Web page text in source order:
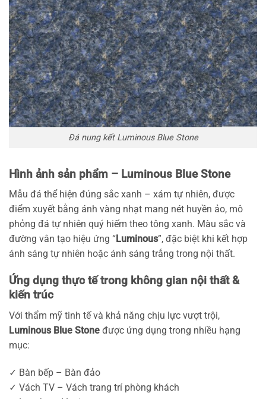
Đá nung kết Luminous Blue Stone
Hình ảnh sản phẩm – Luminous Blue Stone
Mẫu đá thể hiện đúng sắc xanh – xám tự nhiên, được
điểm xuyết bằng ánh vàng nhạt mang nét huyền ảo, mô
phỏng đá tự nhiên quý hiếm theo tông xanh. Màu sắc và
đường vân tạo hiệu ứng “Luminous”, đặc biệt khi kết hợp
ánh sáng tự nhiên hoặc ánh sáng trắng trong nội thất.
Ứng dụng thực tế trong không gian nội thất &
kiến trúc
Với thẩm mỹ tinh tế và khả năng chịu lực vượt trội,
Luminous Blue Stone được ứng dụng trong nhiều hạng
mục:
✓ Bàn bếp – Bàn đảo
✓ Vách TV – Vách trang trí phòng khách